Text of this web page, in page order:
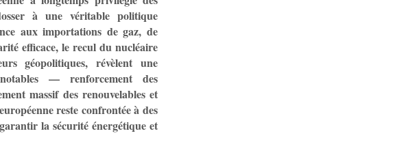
à une véritable politique
aux importations de gaz, de
efficace, le recul du nucléaire
géopolitiques, révèlent une
— renforcement des
massif des renouvelables et
reste confrontée à des
la sécurité énergétique et